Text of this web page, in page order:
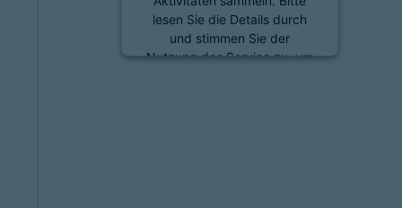
lesen Sie die Details durch
und stimmen Sie der
Nutzung des Service zu, um